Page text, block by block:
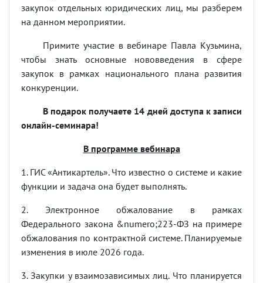
закупок отдельных юридических лиц, мы разберем
на данном мероприятии.
Примите участие в вебинаре Павла Кузьмина,
чтобы знать основные нововведения в сфере
закупок в рамках национального плана развития
конкуренции.
В подарок получаете 14 дней доступа к записи
онлайн-семинара!
В программе вебинара
1. ГИС «Антикартель». Что известно о системе и какие
функции и задача она будет выполнять.
2. Электронное обжалование в рамках
Федерального закона &numero;223-ФЗ на примере
обжалования по контрактной системе. Планируемые
изменения в июле 2026 года.
3. Закупки у взаимозависимых лиц. Что планируется